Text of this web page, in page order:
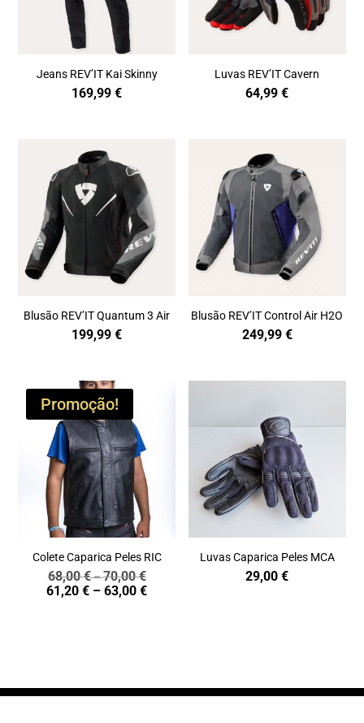
Jeans REV’IT Kai Skinny
169,99€
Luvas REV’IT Cavern
64,99€
Blusão REV’IT Quantum 3 Air
199,99€
Blusão REV’IT Control Air H2O
249,99 €
Promoção!
Colete Caparica Peles RIC
68,00€–70,00€Price
range:
61,20€ – 63,00€Price
Luvas Caparica Peles MCA
29,00€